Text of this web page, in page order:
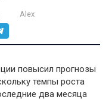
Alex
повысил прогнозы
темпы роста
два месяца